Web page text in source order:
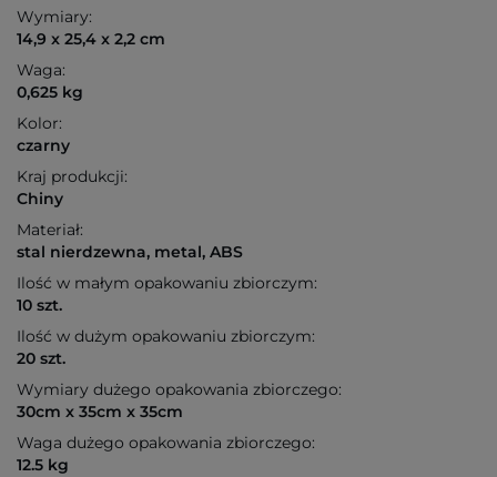
Wymiary:
14,9 x 25,4 x 2,2 cm
Waga:
0,625 kg
Kolor:
czarny
Kraj produkcji:
Chiny
Materiał:
stal nierdzewna, metal, ABS
Ilość w małym opakowaniu zbiorczym:
10 szt.
Ilość w dużym opakowaniu zbiorczym:
20 szt.
Wymiary dużego opakowania zbiorczego:
30cm x 35cm x 35cm
Waga dużego opakowania zbiorczego:
12.5 kg